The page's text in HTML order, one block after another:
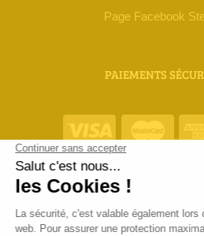
Page Facebook
PAIEMENTS